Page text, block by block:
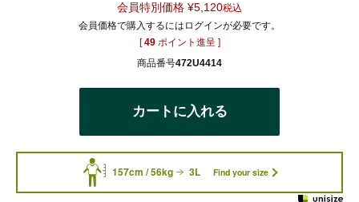
会員特別価格 ¥5,120税込
会員価格で購入するにはログインが必要です。
[ 49 ポイント進呈 ]
商品番号472U4414
カートに入れる
157cm / 56kg 3L Find your size